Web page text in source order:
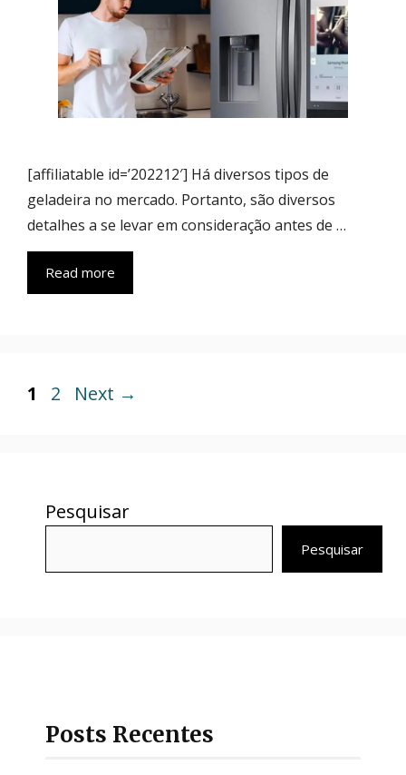
[affiliatable id=’202212′] Há diversos tipos de
geladeira no mercado. Portanto, são diversos
detalhes a se levar em consideração antes de …
Read more
Page
1 Page
2 Next →
Pesquisar
Pesquisar
Posts Recentes